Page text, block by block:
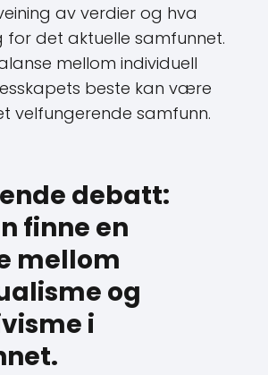
av verdier og hva
for det aktuelle samfunnet.
mellom individuell
beste kan være
velfungerende samfunn.
debatt:
finne en
mellom
og
i